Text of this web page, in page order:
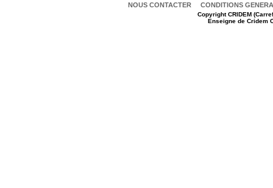
NOUS CONTACTER CONDITIONS
CopyrightCRIDEM
Enseigne de Cridem